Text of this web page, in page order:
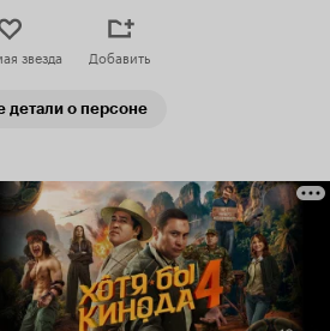
звезда Добавить
детали о персоне